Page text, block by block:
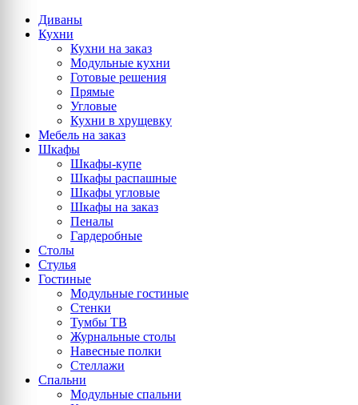
Диваны
Кухни
Кухни на заказ
Модульные кухни
Готовые решения
Прямые
Угловые
Кухни в хрущевку
Мебель на заказ
Шкафы
Шкафы-купе
Шкафы распашные
Шкафы угловые
Шкафы на заказ
Пеналы
Гардеробные
Столы
Стулья
Гостиные
Модульные гостиные
Стенки
Тумбы ТВ
Журнальные столы
Навесные полки
Стеллажи
Спальни
Модульные спальни